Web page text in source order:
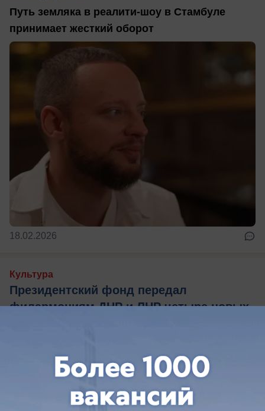
Путь земляка в реалити-шоу в Стамбуле
принимает жесткий оборот
18.02.2026
Культура
Президентский фонд передал
филармониям ДНР и ЛНР четыре новых
транспорт для гастролей